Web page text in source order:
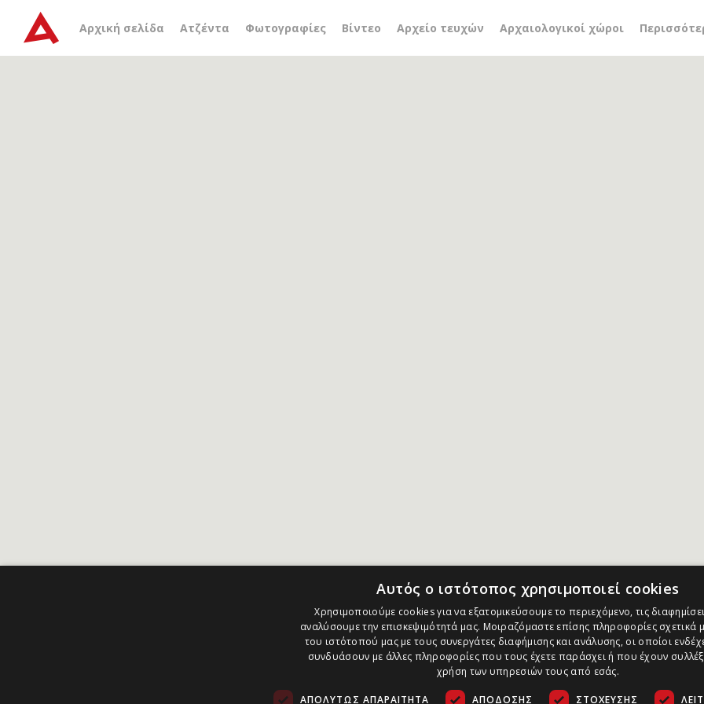
Αρχική σελίδα Ατζέντα Φωτογραφίες Βίντεο Αρχείο τευχών Αρχαιολογικοί χώροι
Αρχείο ετικέτας βλαχοχώρι
Αυτός ο ιστότοπος χρησιμοποιεί cookies
Χρησιμοποιούμε cookies για να εξατομικεύσουμε το περιεχόμενο, τις
αναλύσουμε την επισκεψιμότητά μας. Μοιραζόμαστε επίσης πληροφορίες σχετικά
του ιστότοπού μας με τους συνεργάτες διαφήμισης και ανάλυσης, οι οποίοι
συνδυάσουν με άλλες πληροφορίες που τους έχετε παράσχει ή που έχουν
χρήση των υπηρεσιών τους από εσάς.
ΑΠΟΛΎΤΩΣ ΑΠΑΡΑΊΤΗΤΑ ΑΠΌΔΟΣΗΣ ΣΤΌΧΕΥΣΗΣ